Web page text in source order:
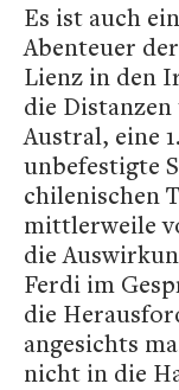
Es ist auch
Abenteuer
Lienz in den
die
Austral, eine
unbefestigte
chilenischen
mittlerweile
die
Ferdi im
die
angesichts
nicht in die